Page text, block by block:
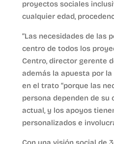
proyectos sociales
cualquier edad,
“Las necesidades de las
centro de todos los
Centro, director gerente
además la apuesta por
en el trato “porque las
persona dependen de
actual, y los apoyos
personalizados e